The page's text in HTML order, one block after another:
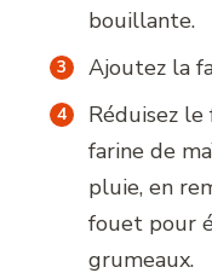
bouillante.
Ajoutez la
Réduisez le
farine de
pluie, en
fouet pour
grumeaux.